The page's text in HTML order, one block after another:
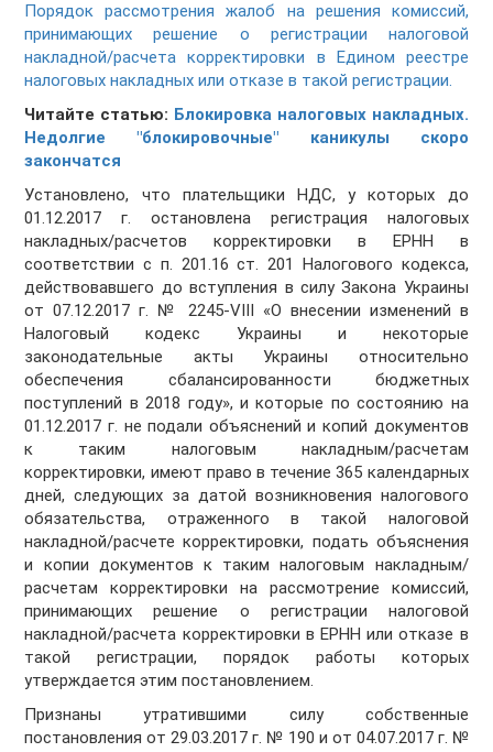
Порядок рассмотрения жалоб на решения комиссий,
принимающих решение о регистрации налоговой
накладной/расчета корректировки в Едином реестре
налоговых накладных или отказе в такой регистрации.
Читайте статью: Блокировка налоговых накладных.
Недолгие "блокировочные" каникулы скоро
закончатся
Установлено, что плательщики НДС, у которых до
01.12.2017 г. остановлена регистрация налоговых
накладных/расчетов корректировки в ЕРНН в
соответствии с п. 201.16 ст. 201 Налогового кодекса,
действовавшего до вступления в силу Закона Украины
от 07.12.2017 г. № 2245-VIII «О внесении изменений в
Налоговый кодекс Украины и некоторые
законодательные акты Украины относительно
обеспечения сбалансированности бюджетных
поступлений в 2018 году», и которые по состоянию на
01.12.2017 г. не подали объяснений и копий документов
к таким налоговым накладным/расчетам
корректировки, имеют право в течение 365 календарных
дней, следующих за датой возникновения налогового
обязательства, отраженного в такой налоговой
накладной/расчете корректировки, подать объяснения
и копии документов к таким налоговым накладным/
расчетам корректировки на рассмотрение комиссий,
принимающих решение о регистрации налоговой
накладной/расчета корректировки в ЕРНН или отказе в
такой регистрации, порядок работы которых
утверждается этим постановлением.
Признаны утратившими силу собственные
постановления от 29.03.2017 г. № 190 и от 04.07.2017 г. №